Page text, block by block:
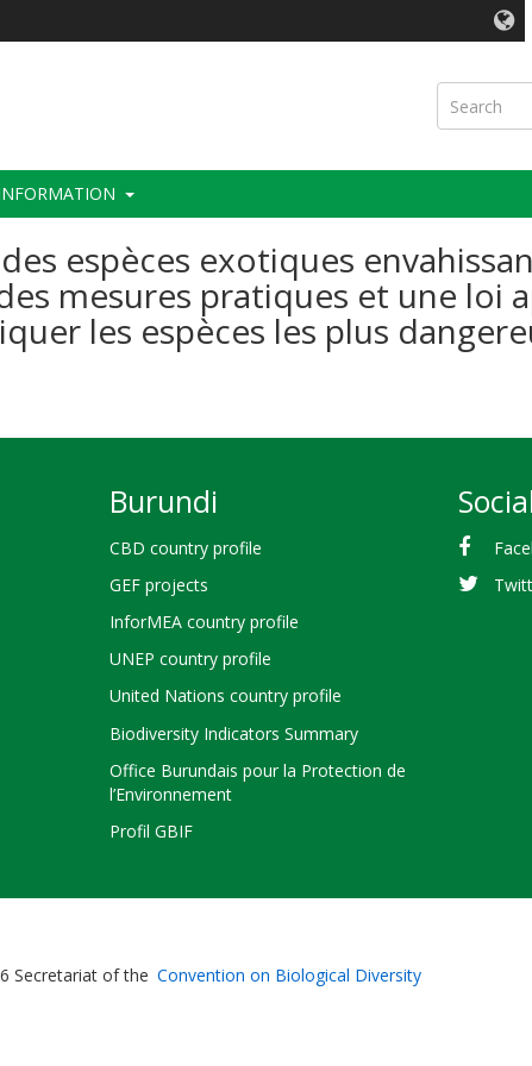
Search
espèces exotiques
mesures pratiques et une loi
les espèces les plus
Burundi
CBD country profile
GEF projects
InforMEA country profile
UNEP country profile
United Nations country profile
Biodiversity Indicators Summary
Office Burundais pour la Protection de
l’Environnement
Profil GBIF
Bioland
Secretariat of the Convention on Biological Diversity